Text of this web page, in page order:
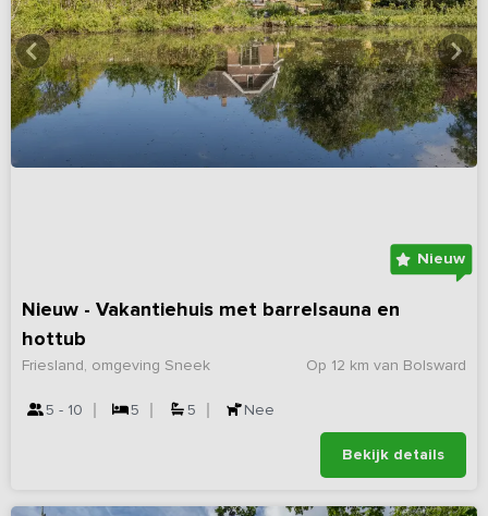
Nieuw
Nieuw - Vakantiehuis met barrelsauna en
hottub
Op 12 km van Bolsward
Friesland, omgeving Sneek
5 - 10 5 5 Nee
Bekijk details